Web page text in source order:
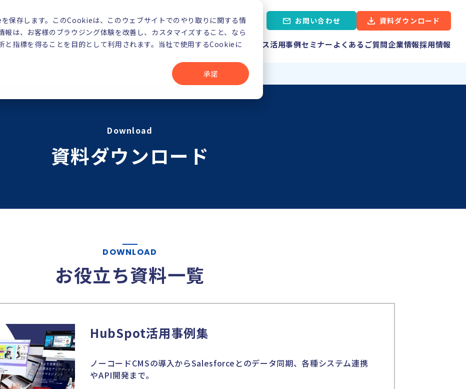
保存します。このCookieは、このウェブサイトでのやり取りに関する情
は、お客様のブラウジング体験を改善し、カスタマイズすること、なら
指標を得ることを目的として利用されます。当社で使用するCookieに
承諾
お問い合わせ 資料ダウンロード
ハブワンの強み解決できる課題サービス活用事例セミナーよくあるご質問企業情報採用情報
Download
資料ダウンロード
DOWNLOAD
お役立ち資料一覧
HubSpot活用事例集
ノーコードCMSの導入からSalesforceとのデータ同期、各種システム連携
やAPI開発まで。